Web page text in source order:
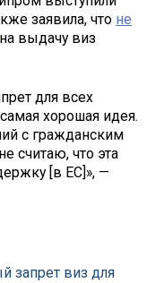
заявила, что не
на выдачу виз
для всех
хорошая идея.
с гражданским
считаю, что эта
[в ЕС]», —
запрет виз для